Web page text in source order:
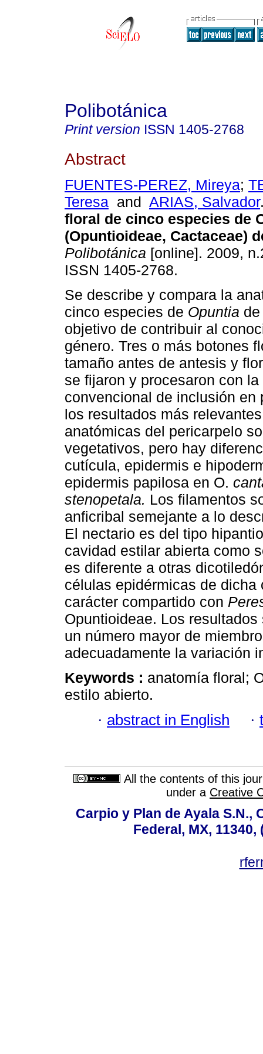
Polibotánica
Print version ISSN 1405-2768
Abstract
FUENTES-PEREZ, Mireya;
Teresa and ARIAS, Salvador
floral de cinco especies de
(Opuntioideae, Cactaceae)
Polibotánica [online]. 2009,
ISSN 1405-2768.
Se describe y compara la
cinco especies de Opuntia
objetivo de contribuir al
género. Tres o más botones
tamaño antes de antesis y
se fijaron y procesaron con
convencional de inclusión en
los resultados más
anatómicas del pericarpelo
vegetativos, pero hay
cutícula, epidermis e
epidermis papilosa en O.
stenopetala. Los filamentos
anficribal semejante a lo
El nectario es del tipo
cavidad estilar abierta como
es diferente a otras
células epidérmicas de
carácter compartido con
Opuntioideae. Los
un número mayor de
adecuadamente la variación
Keywords : anatomía floral;
estilo abierto.
· abstract in English ·
All the contents of this
under a Creative
Carpio y Plan de Ayala S.N.,
Federal, MX,